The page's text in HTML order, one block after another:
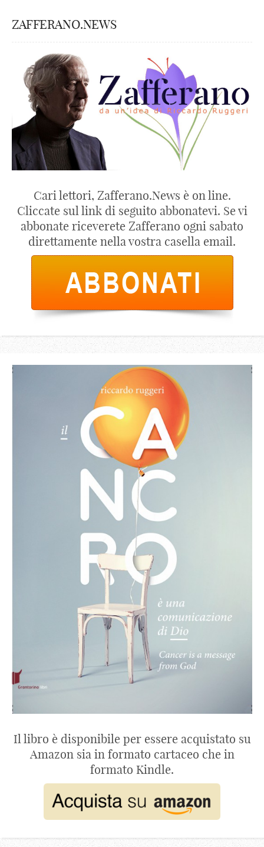
ZAFFERANO.NEWS
Cari lettori, Zafferano.News è on line.
Cliccate sul link di seguito abbonatevi. Se vi
abbonate riceverete Zafferano ogni sabato
direttamente nella vostra casella email.
Il libro è disponibile per essere acquistato su
Amazon sia in formato cartaceo che in
formato Kindle.